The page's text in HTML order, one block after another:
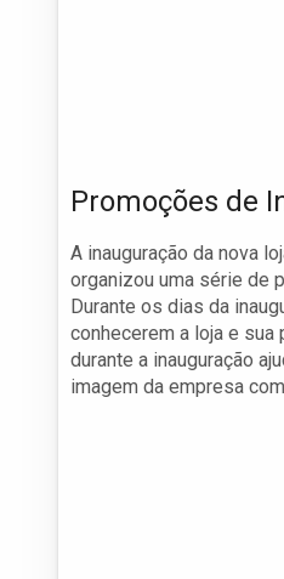
Promoções de
A inauguração da nova
organizou uma série de
Durante os dias da
conhecerem a loja e
durante a inauguração
imagem da empresa